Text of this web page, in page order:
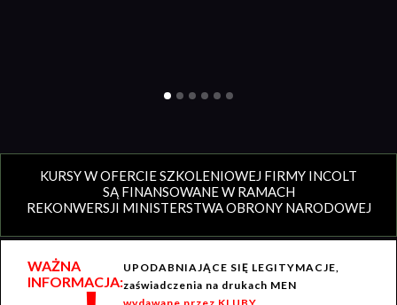
KURSY W OFERCIE SZKOLENIOWEJ FIRMY INCOLT
SĄ FINANSOWANE W RAMACH
REKONWERSJI MINISTERSTWA OBRONY NARODOWEJ
WAŻNA
INFORMACJA:
UPODABNIAJĄCE SIĘ LEGITYMACJE,
zaświadczenia na drukach MEN